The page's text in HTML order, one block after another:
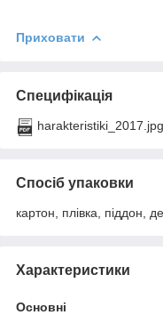
Приховати
Специфікація
harakteristiki_2017.jpg
Спосіб упаковки
картон, плівка, піддон,
Характеристики
Основні